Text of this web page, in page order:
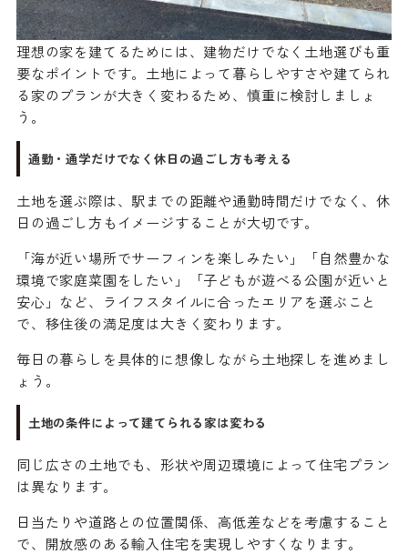
理想の家を建てるためには、建物だけでなく土地選びも重
要なポイントです。土地によって暮らしやすさや建てられ
る家のプランが大きく変わるため、慎重に検討しましょ
う。
通勤・通学だけでなく休日の過ごし方も考える
土地を選ぶ際は、駅までの距離や通勤時間だけでなく、休
日の過ごし方もイメージすることが大切です。
「海が近い場所でサーフィンを楽しみたい」「自然豊かな
環境で家庭菜園をしたい」「子どもが遊べる公園が近いと
安心」など、ライフスタイルに合ったエリアを選ぶこと
で、移住後の満足度は大きく変わります。
毎日の暮らしを具体的に想像しながら土地探しを進めまし
ょう。
土地の条件によって建てられる家は変わる
同じ広さの土地でも、形状や周辺環境によって住宅プラン
は異なります。
日当たりや道路との位置関係、高低差などを考慮すること
で、開放感のある輸入住宅を実現しやすくなります。